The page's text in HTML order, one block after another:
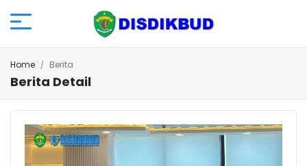
Home Berita
Berita Detail